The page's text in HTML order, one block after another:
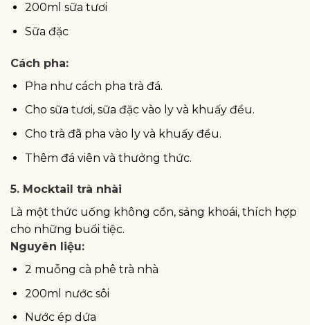
200ml sữa tươi
Sữa đặc
Cách pha:
Pha như cách pha trà đá.
Cho sữa tươi, sữa đặc vào ly và khuấy đều.
Cho trà đã pha vào ly và khuấy đều.
Thêm đá viên và thưởng thức.
5. Mocktail trà nhài
Là một thức uống không cồn, sảng khoái, thích hợp
cho những buổi tiệc.
Nguyên liệu:
2 muỗng cà phê trà nhà
200ml nước sôi
Nước ép dứa